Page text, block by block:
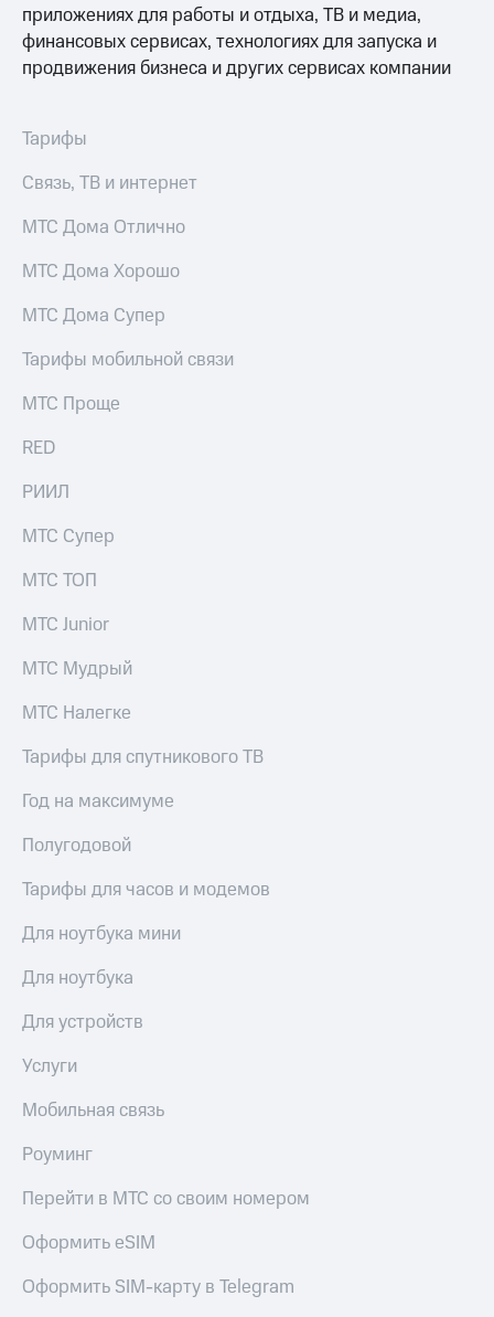
приложениях для работы и отдыха, ТВ и медиа,
финансовых сервисах, технологиях для запуска и
продвижения бизнеса и других сервисах компании
Тарифы
Связь, ТВ и интернет
МТС Дома Отлично
МТС Дома Хорошо
МТС Дома Супер
Тарифы мобильной связи
МТС Проще
RED
РИИЛ
МТС Супер
МТС ТОП
МТС Junior
МТС Мудрый
МТС Налегке
Тарифы для спутникового ТВ
Год на максимуме
Полугодовой
Тарифы для часов и модемов
Для ноутбука мини
Для ноутбука
Для устройств
Услуги
Мобильная связь
Роуминг
Перейти в МТС со своим номером
Оформить eSIM
Оформить SIM-карту в Telegram